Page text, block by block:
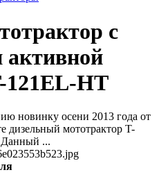
с
активной
121EL-HT
новинку осени 2013 года от
дизельный мототрактор T-
Данный ...